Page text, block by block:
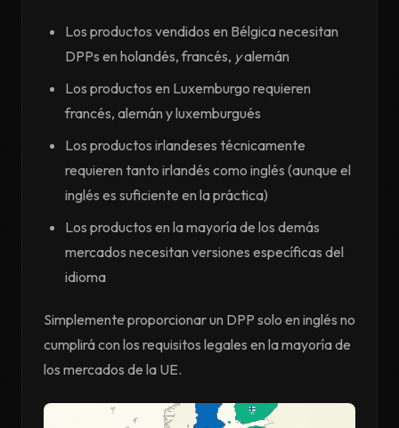
Los productos vendidos en Bélgica necesitan
DPPs en holandés, francés, yalemán
Los productos en Luxemburgo requieren
francés, alemán y luxemburgués
Los productos irlandeses técnicamente
requieren tanto irlandés como inglés (aunque el
inglés es suficiente en la práctica)
Los productos en la mayoría de los demás
mercados necesitan versiones específicas del
idioma
Simplemente proporcionar un DPP solo en inglés no
cumplirá con los requisitos legales en la mayoría de
los mercados de la UE.